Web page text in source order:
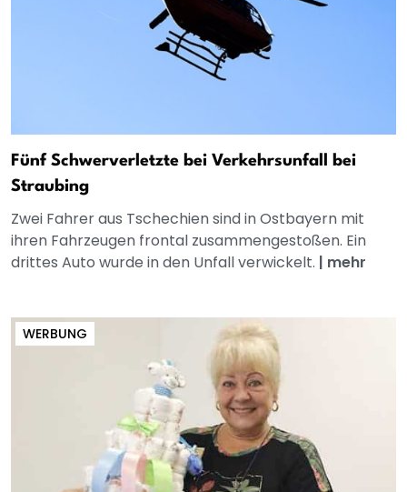
Fünf Schwerverletzte bei Verkehrsunfall bei
Straubing
Zwei Fahrer aus Tschechien sind in Ostbayern mit
ihren Fahrzeugen frontal zusammengestoßen. Ein
drittes Auto wurde in den Unfall verwickelt. | mehr
WERBUNG